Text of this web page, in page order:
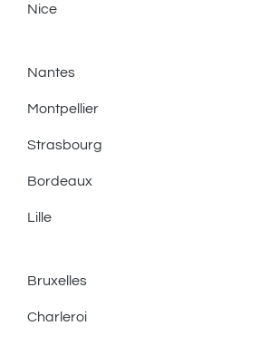
Nice
Nantes
Montpellier
Strasbourg
Bordeaux
Lille
Bruxelles
Charleroi